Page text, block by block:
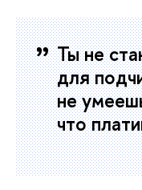
Ты не
для
не
что